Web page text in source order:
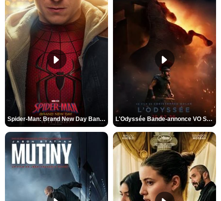
Spider-Man: Brand New Day Bande-annonce VO STFR L'Odyssée Bande-annonce VO STFR